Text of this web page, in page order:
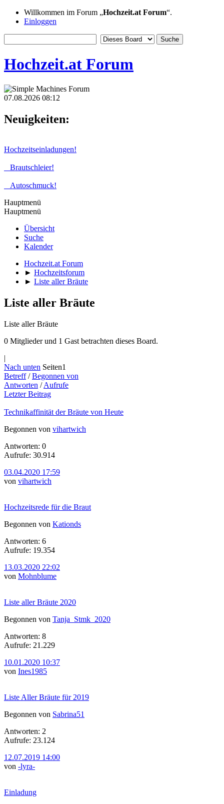
Willkommen im Forum „Hochzeit.at Forum“.
Einloggen
Hochzeit.at Forum
07.08.2026 08:12
Neuigkeiten:
Hochzeitseinladungen!
Brautschleier!
Autoschmuck!
Hauptmenü
Hauptmenü
Übersicht
Suche
Kalender
Hochzeit.at Forum
► Hochzeitsforum
► Liste aller Bräute
Liste aller Bräute
Liste aller Bräute
0 Mitglieder und 1 Gast betrachten dieses Board.
|
Nach unten Seiten1
Betreff/Begonnen von
Antworten /Aufrufe
Letzter Beitrag
Technikaffinität der Bräute von Heute
Begonnen von vihartwich
Antworten: 0
Aufrufe: 30.914
03.04.2020 17:59
von vihartwich
Hochzeitsrede für die Braut
Begonnen von Kationds
Antworten: 6
Aufrufe: 19.354
13.03.2020 22:02
von Mohnblume
Liste aller Bräute 2020
Begonnen von Tanja_Stmk_2020
Antworten: 8
Aufrufe: 21.229
10.01.2020 10:37
von Ines1985
Liste Aller Bräute für 2019
Begonnen von Sabrina51
Antworten: 2
Aufrufe: 23.124
12.07.2019 14:00
von -lyra-
Einladung